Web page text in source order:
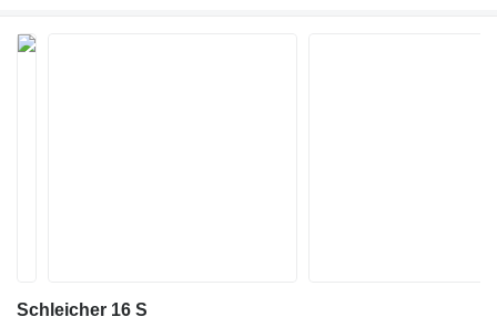
Schleicher 16 S